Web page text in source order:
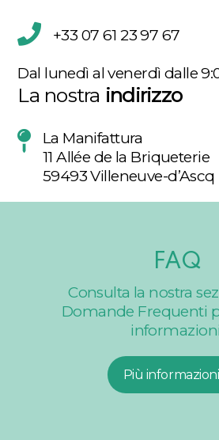
+33 07 61 23 97 67
Dal lunedì al venerdì dalle
La nostra indirizzo
La Manifattura
11 Allée de la Briqueterie
59493 Villeneuve-
FAQ
Consulta la nostra
Domande Frequenti
Più informazioni